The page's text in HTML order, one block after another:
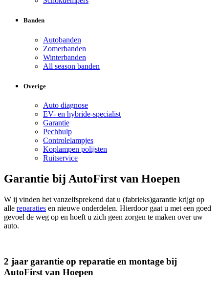
Banden
Autobanden
Zomerbanden
Winterbanden
All season banden
Overige
Auto diagnose
EV- en hybride-specialist
Garantie
Pechhulp
Controlelampjes
Koplampen polijsten
Ruitservice
Garantie bij AutoFirst van Hoepen
W ij vinden het vanzelfsprekend dat u (fabrieks)garantie krijgt op
alle reparaties en nieuwe onderdelen. Hierdoor gaat u met een goed
gevoel de weg op en hoeft u zich geen zorgen te maken over uw
auto.
2 jaar garantie op reparatie en montage bij
AutoFirst van Hoepen